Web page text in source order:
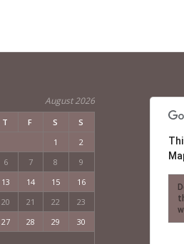
August 2026
T F S
S
1
2
6 7 8
9
13 14 15
16
20 21 22
23
27 28 29
30